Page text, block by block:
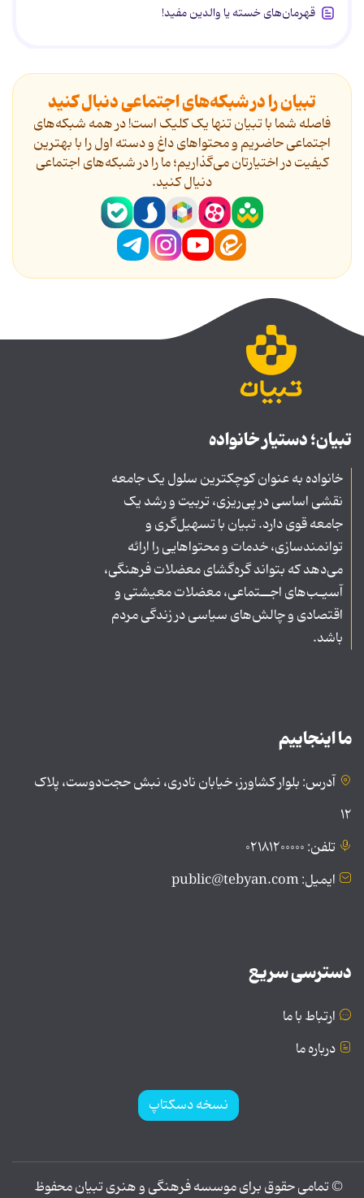
قهرمان‌های خسته یا والدین مفید!
تبیان را در شبکه‌های اجتماعی دنبال کنید
فاصله شما با تبیان تنها یک کلیک است! در همه شبکه‌های
اجتماعی حاضریم و محتواهای داغ و دسته اول را با بهترین
کیفیت در اختیارتان می‌گذاریم؛ ما را در شبکه‌های اجتماعی
دنیال کنید.
تبیان؛ دستیار خانواده
خانواده به عنوان کوچکترین سلول یک جامعه
نقشی اساسی در پی‌ریزی، تربیت و رشد یک
جامعه قوی دارد. تبیان با تسهیل‌گری و
توانمندسازی، خدمات و محتواهایی را ارائه
می‌دهد که بتواند گره‌گشای معضلات فرهنگی،
آسیـب‌های اجــتماعی، معضلات معیشتی و
اقتصادی و چالش‌های سیاسی در زندگی مردم
باشد.
ما اینجاییم
آدرس: بلوار کشاورز، خیابان نادری، نبش حجت‌دوست، پلاک
۱۲
تلفن: ۰۲۱۸۱۲۰۰۰۰۰
ایمیل: public@tebyan.com
دسترسی سریع
ارتباط با ما
درباره ما
نسخه دسکتاپ
© تمامی حقوق برای موسسه فرهنگی و هنری تبیان محفوظ